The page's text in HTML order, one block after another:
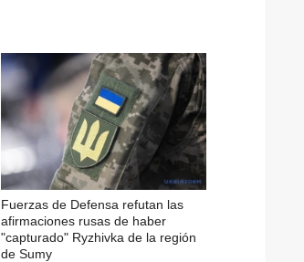
Fuerzas de Defensa refutan las
afirmaciones rusas de haber
"capturado" Ryzhivka de la región
de Sumy